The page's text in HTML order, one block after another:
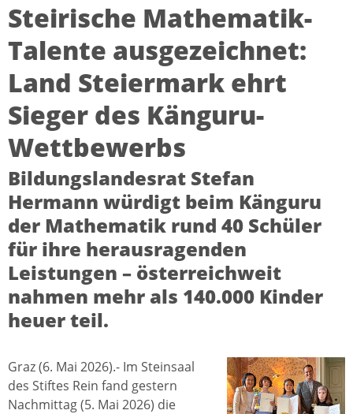
Steirische Mathematik-
Talente ausgezeichnet:
Land Steiermark ehrt
Sieger des Känguru-
Wettbewerbs
Bildungslandesrat Stefan
Hermann würdigt beim Känguru
der Mathematik rund 40 Schüler
für ihre herausragenden
Leistungen – österreichweit
nahmen mehr als 140.000 Kinder
heuer teil.
Graz (6. Mai 2026).- Im Steinsaal
des Stiftes Rein fand gestern
Nachmittag (5. Mai 2026) die